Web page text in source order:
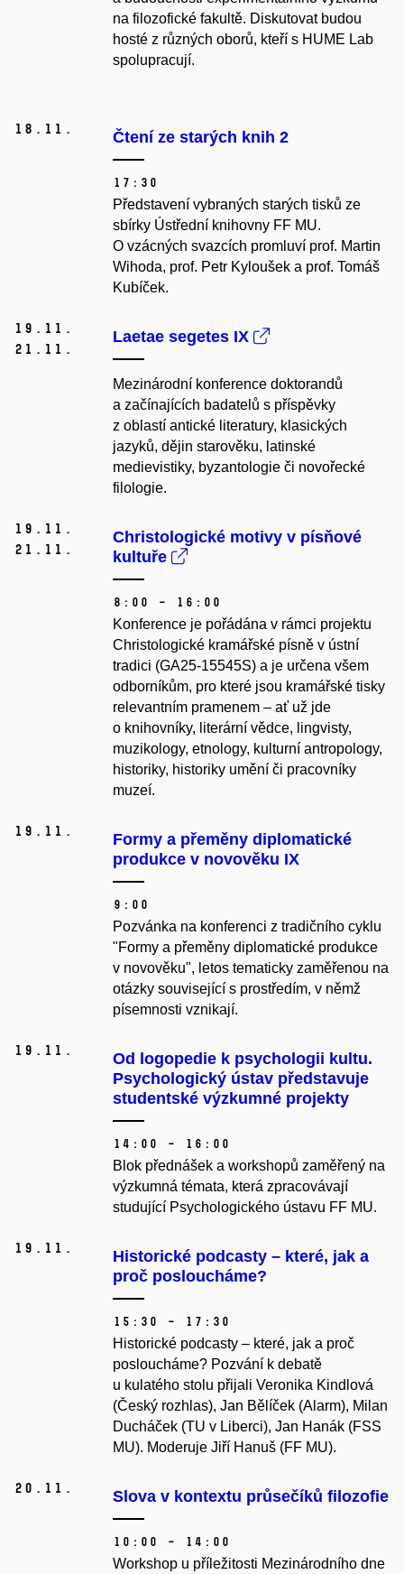
na filozofické fakultě. Diskutovat budou
hosté z různých oborů, kteří s HUME Lab
spolupracují.
18. 11. Čtení ze starých knih 2
17:30
Představení vybraných starých tisků ze
sbírky Ústřední knihovny FF MU.
O vzácných svazcích promluví prof. Martin
Wihoda, prof. Petr Kyloušek a prof. Tomáš
Kubíček.
19. 11.
21. 11.
Laetae segetes IX
Mezinárodní konference doktorandů
a začínajících badatelů s příspěvky
z oblastí antické literatury, klasických
jazyků, dějin starověku, latinské
medievistiky, byzantologie či novořecké
filologie.
19. 11.
21. 11.
Christologické motivy v písňové
kultuře
8:00 – 16:00
Konference je pořádána v rámci projektu
Christologické kramářské písně v ústní
tradici (GA25-15545S) a je určena všem
odborníkům, pro které jsou kramářské tisky
relevantním pramenem – ať už jde
o knihovníky, literární vědce, lingvisty,
muzikology, etnology, kulturní antropology,
historiky, historiky umění či pracovníky
muzeí.
19. 11.
Formy a přeměny diplomatické
produkce v novověku IX
9:00
Pozvánka na konferenci z tradičního cyklu
"Formy a přeměny diplomatické produkce
v novověku", letos tematicky zaměřenou na
otázky související s prostředím, v němž
písemnosti vznikají.
19. 11.
Od logopedie k psychologii kultu.
Psychologický ústav představuje
studentské výzkumné projekty
14:00 – 16:00
Blok přednášek a workshopů zaměřený na
výzkumná témata, která zpracovávají
studující Psychologického ústavu FF MU.
19. 11.
Historické podcasty – které, jak a
proč posloucháme?
15:30 – 17:30
Historické podcasty – které, jak a proč
posloucháme? Pozvání k debatě
u kulatého stolu přijali Veronika Kindlová
(Český rozhlas), Jan Bělíček (Alarm), Milan
Ducháček (TU v Liberci), Jan Hanák (FSS
MU). Moderuje Jiří Hanuš (FF MU).
20. 11. Slova v kontextu průsečíků filozofie
10:00 – 14:00
Workshop u příležitosti Mezinárodního dne